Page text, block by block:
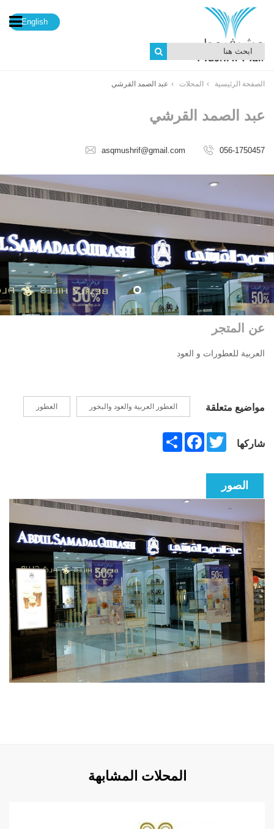
English
الصفحة الرئيسية المحلات عبد الصمد القرشي
عبد الصمد القرشي
056-1750457
asqmushrif@gmail.com
عن المتجر
العربية للعطورات و العود
مواضيع متعلقة العطور العطور العربية والعود والبخور
شاركها
Share
FacebookTwitter
الصور
المحلات المشابهة